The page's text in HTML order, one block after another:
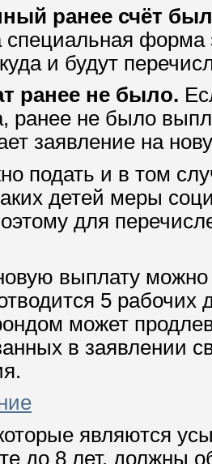
ранее счёт
специальная
и будут
ранее не было.
ранее не было
заявление на
подать и в том
детей меры
для
выплату можно
5
может
в заявлении
являются
до 8 лет, должны